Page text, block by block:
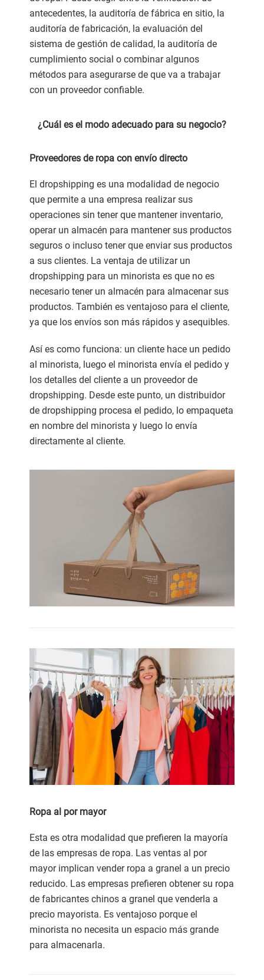
antecedentes, la auditoría de fábrica en sitio, la
auditoría de fabricación, la evaluación del
sistema de gestión de calidad, la auditoría de
cumplimiento social o combinar algunos
métodos para asegurarse de que va a trabajar
con un proveedor confiable.
¿Cuál es el modo adecuado para su negocio?
Proveedores de ropa con envío directo
El dropshipping es una modalidad de negocio
que permite a una empresa realizar sus
operaciones sin tener que mantener inventario,
operar un almacén para mantener sus productos
seguros o incluso tener que enviar sus productos
a sus clientes. La ventaja de utilizar un
dropshipping para un minorista es que no es
necesario tener un almacén para almacenar sus
productos. También es ventajoso para el cliente,
ya que los envíos son más rápidos y asequibles.
Así es como funciona: un cliente hace un pedido
al minorista, luego el minorista envía el pedido y
los detalles del cliente a un proveedor de
dropshipping. Desde este punto, un distribuidor
de dropshipping procesa el pedido, lo empaqueta
en nombre del minorista y luego lo envía
directamente al cliente.
Ropa al por mayor
Esta es otra modalidad que prefieren la mayoría
de las empresas de ropa. Las ventas al por
mayor implican vender ropa a granel a un precio
reducido. Las empresas prefieren obtener su ropa
de fabricantes chinos a granel que venderla a
precio mayorista. Es ventajoso porque el
minorista no necesita un espacio más grande
para almacenarla.